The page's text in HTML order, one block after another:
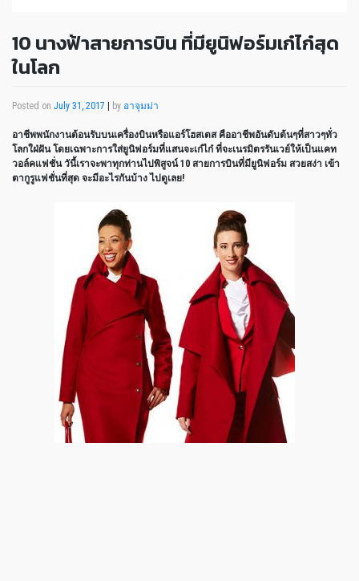
10 นางฟ้าสายการบิน ที่มียูนิฟอร์มเก๋ไก๋สุด
ในโลก
Posted on July 31, 2017 | by อาจุมม่า
อาชีพพนักงานต้อนรับบนเครื่องบินหรือแอร์โฮสเตส คืออาชีพอันดับต้นๆที่สาวๆทั่ว
โลกใฝ่ฝัน โดยเฉพาะการใส่ยูนิฟอร์มที่แสนจะเก๋ไก๋ ที่จะเนรมิตรรันเวย์ให้เป็นแคท
วอล์คแฟชั่น วันี้เราจะพาทุกท่านไปพิสูจน์ 10 สายการบินที่มียูนิฟอร์ม สวยสง่า เข้า
ตากูรูแฟชั่นที่สุด จะมีอะไรกันบ้าง ไปดูเลย!